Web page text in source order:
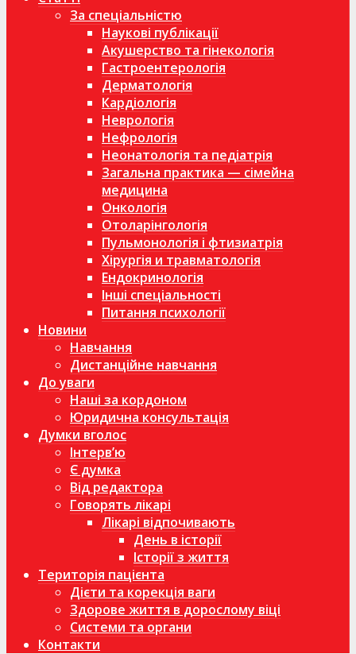
За спеціальністю
Наукові публікації
Акушерство та гінекологія
Гастроентерологія
Дерматологія
Кардіологія
Неврологія
Нефрологія
Неонатологія та педіатрія
Загальна практика — сімейна
медицина
Онкологія
Отоларінгологія
Пульмонологія і фтизиатрія
Хірургія и травматологія
Ендокринологія
Інші спеціальності
Питання психології
Новини
Навчання
Дистанційне навчання
До уваги
Наші за кордоном
Юридична консультація
Думки вголос
Інтерв’ю
Є думка
Від редактора
Говорять лікарі
Лікарі відпочивають
День в історії
Історії з життя
Територія пацієнта
Дієти та корекція ваги
Здорове життя в дорослому віці
Системи та органи
Контакти